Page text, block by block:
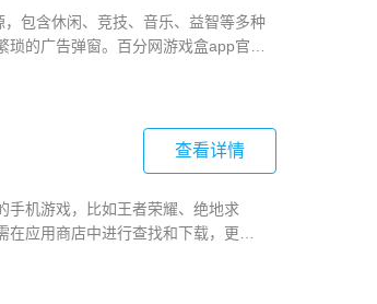
包含休闲、竞技、音乐、益智等多种
的广告弹窗。百分网游戏盒app官方
查看详情
手机游戏，比如王者荣耀、绝地求
应用商店中进行查找和下载，更加